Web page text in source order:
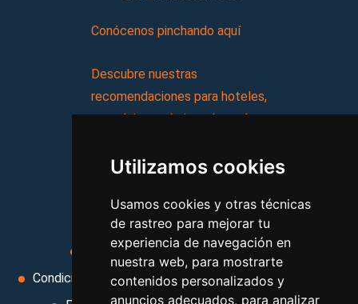
Utilizamos cookies
Usamos cookies y otras técnicas
de rastreo para mejorar tu
experiencia de navegación en
nuestra web, para mostrarte
contenidos personalizados y
anuncios adecuados, para analizar
Conócenos pinchando aquí
Descubre nuestras
recomendaciones para hoteles,
complejos turísticos, hostales,
viajes, y mucho más!
MI AGENCIA
Aviso legal
Condiciones de uso
Condiciones Generales
Ley de Viajes Combinados